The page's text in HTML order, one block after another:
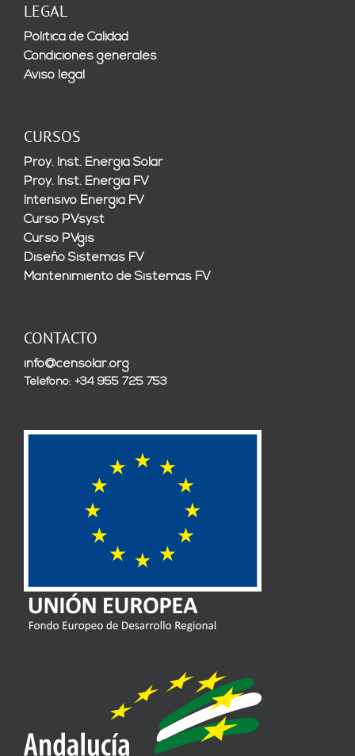
LEGAL
Política de Calidad
Condiciones generales
Aviso legal
CURSOS
Proy. Inst. Energía Solar
Proy. Inst. Energía FV
Intensivo Energía FV
Curso PVsyst
Curso PVgis
Diseño Sistemas FV
Mantenimiento de Sistemas FV
CONTACTO
info@censolar.org
Teléfono: +34 955 725 753